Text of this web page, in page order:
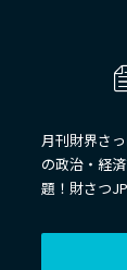
月刊財界さ
の政治・経
題！財さつ